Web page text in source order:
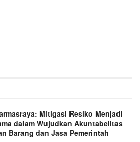
Mitigasi Resiko Menjadi
dalam Wujudkan Akuntabelitas
Barang dan Jasa Pemerintah